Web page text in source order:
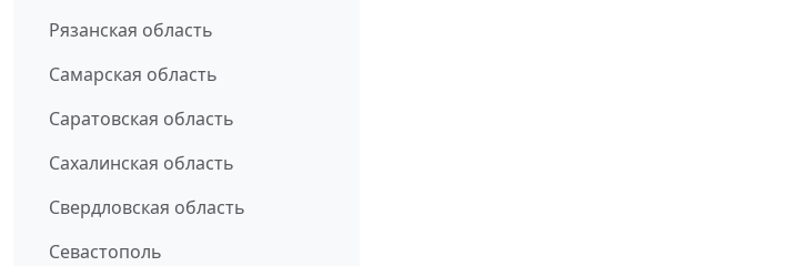
Рязанская область
Самарская область
Саратовская область
Сахалинская область
Свердловская область
Севастополь